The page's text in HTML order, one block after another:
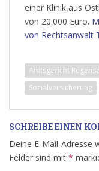
einer Klinik aus
von 20.000 Euro.
von Rechtsanwalt
Amtsgericht
Sozialversicherung
SCHREIBE EINEN
Deine E-Mail-Adresse
Felder sind mit *